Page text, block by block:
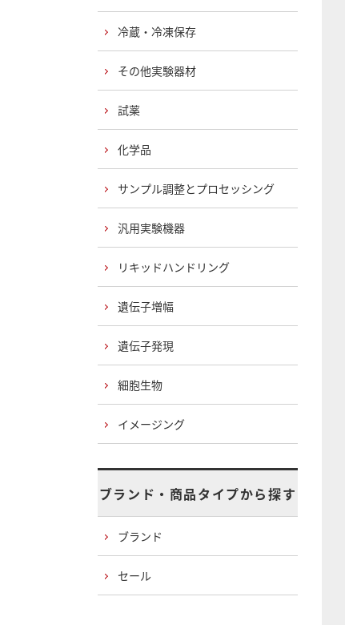
冷蔵・冷凍保存
その他実験器材
試薬
化学品
サンプル調整とプロセッシング
汎用実験機器
リキッドハンドリング
遺伝子増幅
遺伝子発現
細胞生物
イメージング
ブランド・商品タイプから探す
ブランド
セール